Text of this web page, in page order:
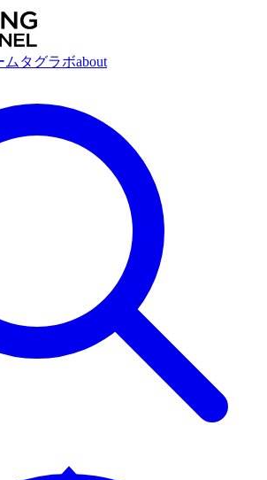
ム タグラボabout